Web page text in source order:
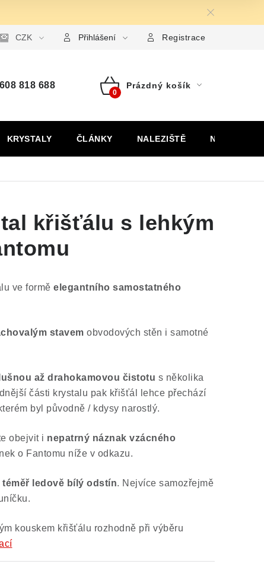
pro uplatnění reklamace Formulář pro odstoupení
CZK Přihlášení Registrace
608 818 688
Nákupní
Prázdný košík
KRYSTALY ČLÁNKY NALEZIŠTĚ NÁŠ PŘÍBĚH
křišťálu s lehkým
ve formě elegantního samostatného
stavem obvodových stěn i samotné
až drahokamovou čistotu s několika
části krystalu pak křišťál lehce přechází
byl původně / kdysy narostlý.
obejvit i nepatrný náznak vzácného
o Fantomu níže v odkazu.
téměř ledově bílý odstín. Nejvíce samozřejmě
kouskem křišťálu rozhodně při výběru